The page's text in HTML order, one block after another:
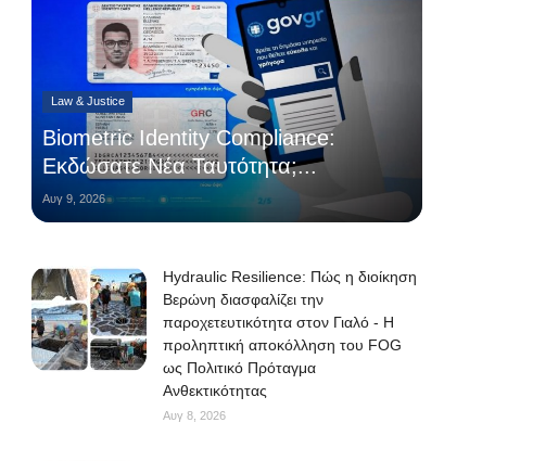
Law & Justice
Biometric Identity Compliance:
Εκδώσατε Νέα Ταυτότητα;...
Αυγ 9, 2026
Hydraulic Resilience: Πώς η διοίκηση
Βερώνη διασφαλίζει την
παροχετευτικότητα στον Γιαλό - Η
προληπτική αποκόλληση του FOG
ως Πολιτικό Πρόταγμα
Ανθεκτικότητας
Αυγ 8, 2026